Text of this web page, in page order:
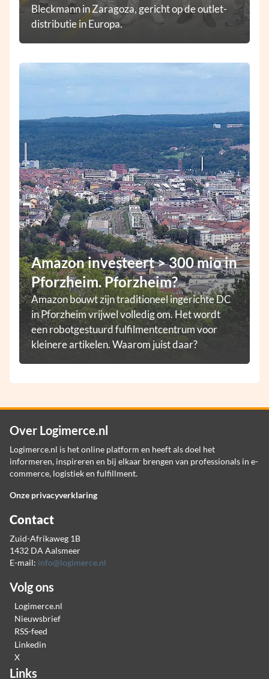
Bleckmann in Zaragoza, gericht op de outlet-
distributie in Europa.
Amazon investeert > 300 mio in
Pforzheim. Pforzheim?
Amazon bouwt zijn traditioneel ingerichte DC
in Pforzheim vrijwel volledig om. Het wordt
een robotgestuurd fulfilmentcentrum voor
kleinere artikelen. Waarom juist daar?
Over Logimerce.nl
Logimerce.nl is het online platform en heeft als doel het
informeren, inspireren en bij elkaar brengen van professionals in e-
commerce, logistiek en fulfillment.
Onze privacyverklaring
Contact
Zuid-Afrikaweg 1B
1432 DA Aalsmeer
E-mail: info@logimerce.nl
Volg ons
Logimerce.nl
Nieuwsbrief
RSS-feed
Linkedin
X
Links